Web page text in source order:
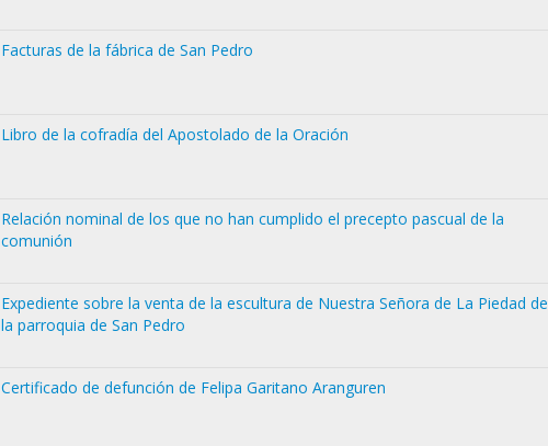
Facturas de la fábrica de San Pedro
Libro de la cofradía del Apostolado de la Oración
Relación nominal de los que no han cumplido el precepto pascual de la
comunión
Expediente sobre la venta de la escultura de Nuestra Señora de La Piedad de
la parroquia de San Pedro
Certificado de defunción de Felipa Garitano Aranguren